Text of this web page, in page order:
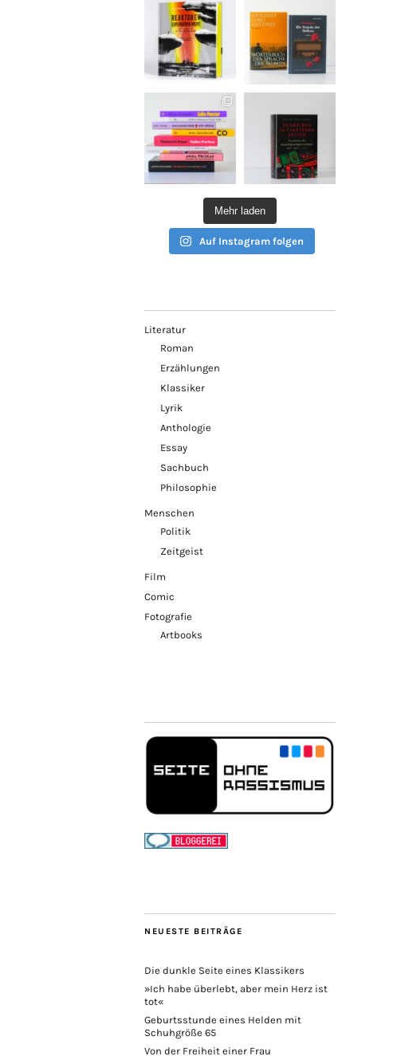
Mehr laden
Auf Instagram folgen
Literatur
Roman
Erzählungen
Klassiker
Lyrik
Anthologie
Essay
Sachbuch
Philosophie
Menschen
Politik
Zeitgeist
Film
Comic
Fotografie
Artbooks
NEUESTE BEITRÄGE
Die dunkle Seite eines Klassikers
»Ich habe überlebt, aber mein Herz ist
tot«
Geburtsstunde eines Helden mit
Schuhgröße 65
Von der Freiheit einer Frau